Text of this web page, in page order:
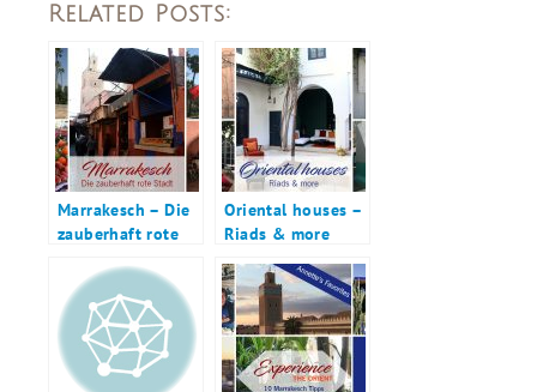
Related Posts:
Marrakesch – Die
zauberhaft rote
Oriental houses –
Riads & more